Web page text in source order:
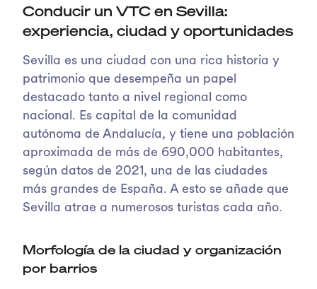
Conducir un VTC en Sevilla:
experiencia, ciudad y oportunidades
Sevilla es una ciudad con una rica historia y
patrimonio que desempeña un papel
destacado tanto a nivel regional como
nacional. Es capital de la comunidad
autónoma de Andalucía, y tiene una población
aproximada de más de 690,000 habitantes,
según datos de 2021, una de las ciudades
más grandes de España. A esto se añade que
Sevilla atrae a numerosos turistas cada año.
Morfología de la ciudad y organización
por barrios